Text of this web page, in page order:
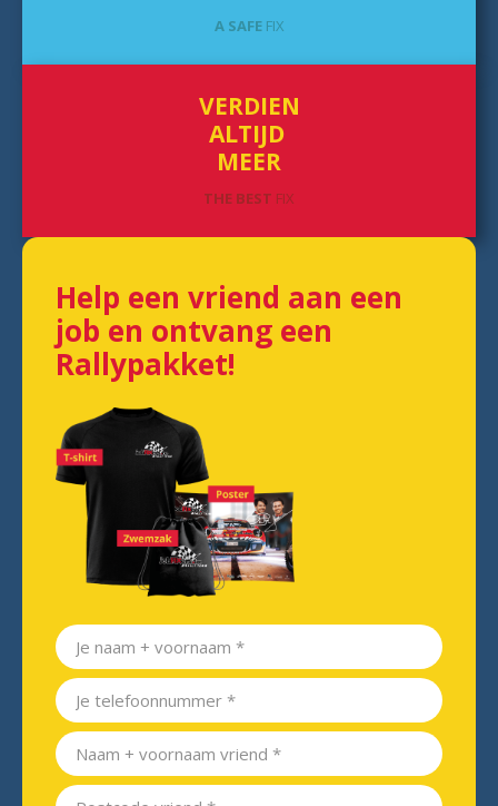
A SAFEFIX
VERDIEN
ALTIJD
MEER
THE BEST FIX
Help een vriend aan een
job en ontvang een
Rallypakket!